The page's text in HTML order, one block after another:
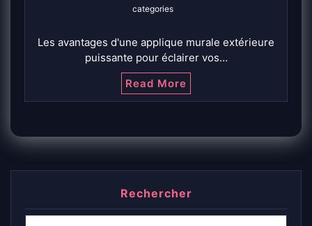
categories
Les avantages d'une applique murale extérieure
puissante pour éclairer vos…
Read More
Rechercher